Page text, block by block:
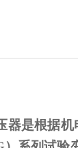
器是根据